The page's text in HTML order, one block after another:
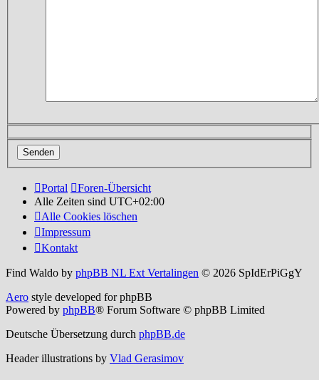
Portal
Foren-Übersicht
Alle Zeiten sind UTC+02:00
Alle Cookies löschen
Impressum
Kontakt
Find Waldo by phpBB NL Ext Vertalingen © 2026 SpIdErPiGgY
Aero style developed for phpBB
Powered by phpBB® Forum Software © phpBB Limited
Deutsche Übersetzung durch phpBB.de
Header illustrations by Vlad Gerasimov